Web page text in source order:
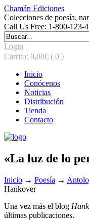
Chamán Ediciones
Colecciones de poesía,
Call Us Free: 1-800-123-
Search
for:
Login |
Carrito: 0,00€ ( 0 )
Inicio
Conócenos
Noticias
Distribución
Tienda
Contacto
«La luz de lo
Inicio → Poesía →
Hankover
Una vez más el blog
últimas publicaciones.